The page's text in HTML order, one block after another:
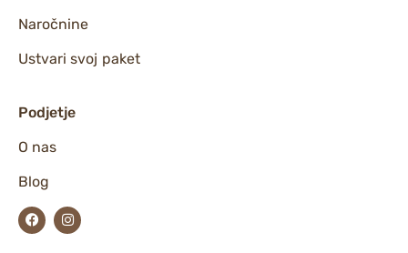
Naročnine
Ustvari svoj paket
Podjetje
O nas
Blog